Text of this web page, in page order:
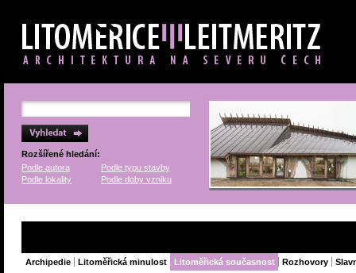
Rozšířené hledání:
Podle autora
Podle typu stavby
Podle lokality
Podle doby vzniku
Archipedie Litoměřická minulost Litoměřická současnost Rozhovory